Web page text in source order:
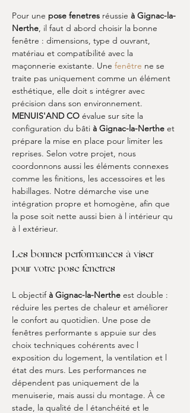
Pour une pose fenetres réussie à Gignac-la-
Nerthe, il faut d abord choisir la bonne
fenêtre : dimensions, type d ouvrant,
matériau et compatibilité avec la
maçonnerie existante. Une fenêtre ne se
traite pas uniquement comme un élément
esthétique, elle doit s intégrer avec
précision dans son environnement.
MENUIS'AND CO évalue sur site la
configuration du bâti à Gignac-la-Nerthe et
prépare la mise en place pour limiter les
reprises. Selon votre projet, nous
coordonnons aussi les éléments connexes
comme les finitions, les accessoires et les
habillages. Notre démarche vise une
intégration propre et homogène, afin que
la pose soit nette aussi bien à l intérieur qu
à l extérieur.
Les bonnes performances à viser
pour votre pose fenetres
L objectif à Gignac-la-Nerthe est double :
réduire les pertes de chaleur et améliorer
le confort au quotidien. Une pose de
fenêtres performante s appuie sur des
choix techniques cohérents avec l
exposition du logement, la ventilation et l
état des murs. Les performances ne
dépendent pas uniquement de la
menuiserie, mais aussi du montage. À ce
stade, la qualité de l étanchéité et le